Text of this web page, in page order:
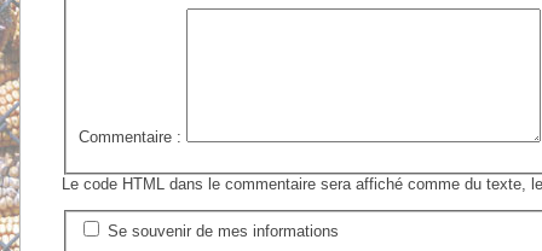
Commentaire :
Le code HTML dans le commentaire sera affiché comme du
Se souvenir de mes informations